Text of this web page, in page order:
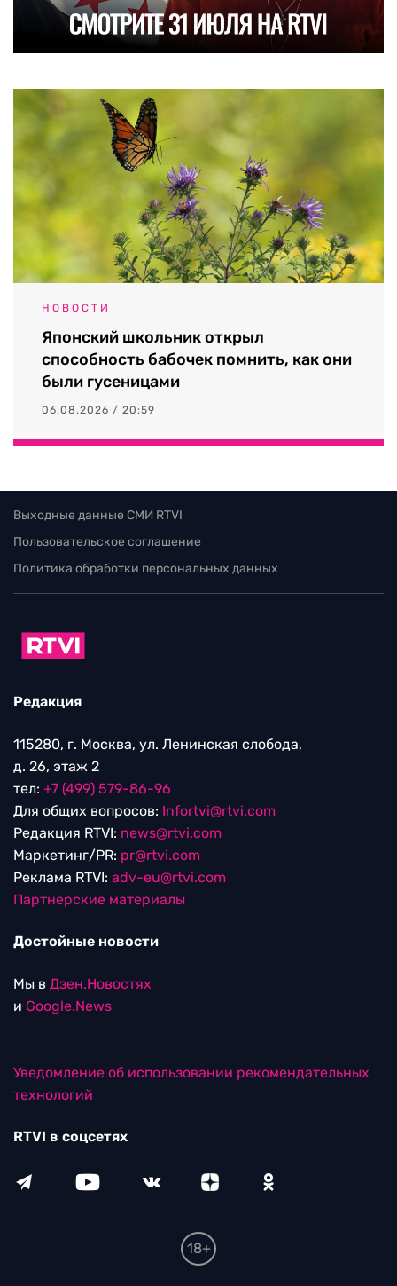
НОВОСТИ
Японский школьник открыл
способность бабочек помнить, как они
были гусеницами
06.08.2026 / 20:59
Выходные данные СМИ RTVI
Пользовательское соглашение
Политика обработки персональных данных
Редакция
115280, г. Москва, ул. Ленинская слобода,
д. 26, этаж 2
тел: +7 (499) 579-86-96
Для общих вопросов: Infortvi@rtvi.com
Редакция RTVI: news@rtvi.com
Маркетинг/PR: pr@rtvi.com
Реклама RTVI: adv-eu@rtvi.com
Партнерские материалы
Достойные новости
Мы в Дзен.Новостях
и Google.News
Уведомление об использовании рекомендательных
технологий
RTVI в соцсетях
18+